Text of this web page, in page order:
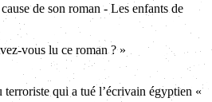
de son roman - Les enfants de
vous lu ce roman ? »
terroriste qui a tué l’écrivain égyptien «